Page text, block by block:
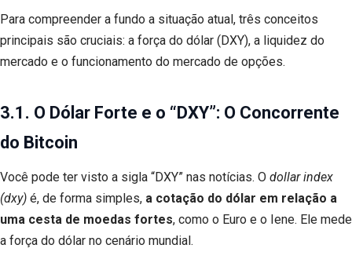
Para compreender a fundo a situação atual, três conceitos
principais são cruciais: a força do dólar (DXY), a liquidez do
mercado e o funcionamento do mercado de opções.
3.1. O Dólar Forte e o “DXY”: O Concorrente
do Bitcoin
Você pode ter visto a sigla “DXY” nas notícias. O dollar index
(dxy) é, de forma simples, a cotação do dólar em relação a
uma cesta de moedas fortes, como o Euro e o Iene. Ele mede
a força do dólar no cenário mundial.